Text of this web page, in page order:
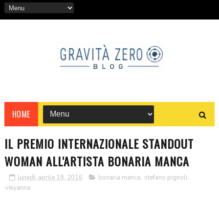
HOME
IL PREMIO INTERNAZIONALE STANDOUT
WOMAN ALL'ARTISTA BONARIA MANCA
lunedì, aprile 18, 2016 bonaria manca, stefano pignoli,
vikyanna